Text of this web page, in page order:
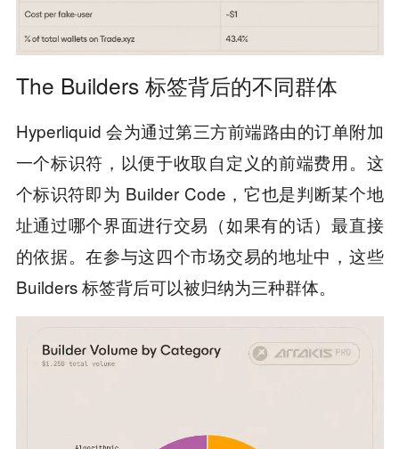
The Builders 标签背后的不同群体
Hyperliquid 会为通过第三方前端路由的订单附加
一个标识符，以便于收取自定义的前端费用。这
个标识符即为 Builder Code，它也是判断某个地
址通过哪个界面进行交易（如果有的话）最直接
的依据。在参与这四个市场交易的地址中，这些
Builders 标签背后可以被归纳为三种群体。